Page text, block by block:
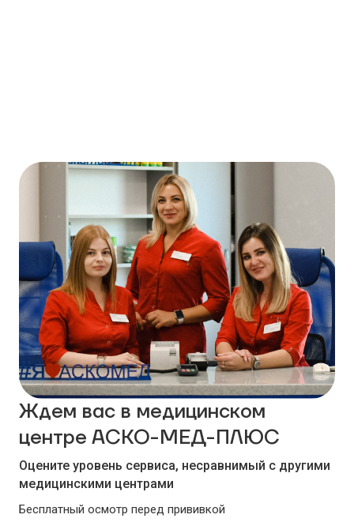
Ждем вас в медицинском
центре АСКО-МЕД-ПЛЮС
Оцените уровень сервиса, несравнимый с другими
медицинскими центрами
Бесплатный осмотр перед прививкой